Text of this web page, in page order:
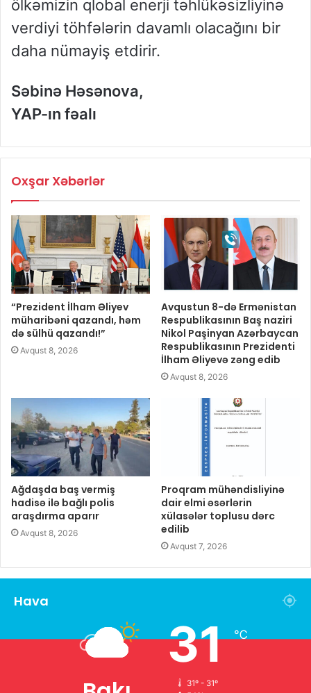
ölkəmizin qlobal enerji təhlükəsizliyinə
verdiyi töhfələrin davamlı olacağını bir
daha nümayiş etdirir.
Səbinə Həsənova,
YAP-ın fəalı
Oxşar Xəbərlər
“Prezident İlham Əliyev
müharibəni qazandı, həm
də sülhü qazandı!”
Avqust 8, 2026
Avqustun 8-də Ermənistan
Respublikasının Baş naziri
Nikol Paşinyan Azərbaycan
Respublikasının Prezidenti
İlham Əliyevə zəng edib
Avqust 8, 2026
Ağdaşda baş vermiş
hadisə ilə bağlı polis
araşdırma aparır
Avqust 8, 2026
Proqram mühəndisliyinə
dair elmi əsərlərin
xülasələr toplusu dərc
edilib
Avqust 7, 2026
Hava
31℃
31º - 31º